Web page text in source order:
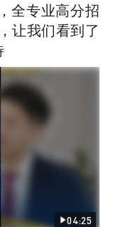
全专业高分招
让我们看到了
04:25